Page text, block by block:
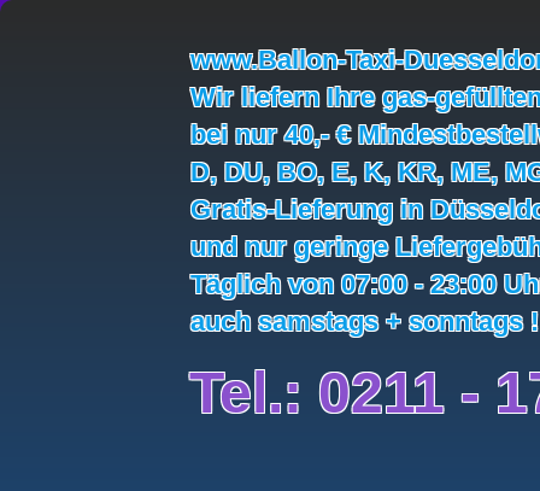
www.Ballon-Taxi-
Wir liefern Ihre gas-
bei nur 40,- €
D, DU, BO, E, K, KR, ME,
Gratis-Lieferung in
und nur geringe
Täglich von 07:00 - 23:00
auch samstags + sonntags !
Tel.: 0211 -